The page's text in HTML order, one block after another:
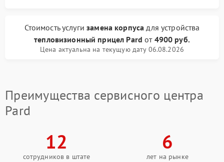
Стоимость услугизамена корпуса для устройства
тепловизионный прицел Pard от 4900 руб.
Цена актуальна на текущую дату 06.08.2026
Преимущества сервисного центра
Pard
12
сотрудников в штате
6
лет на рынке